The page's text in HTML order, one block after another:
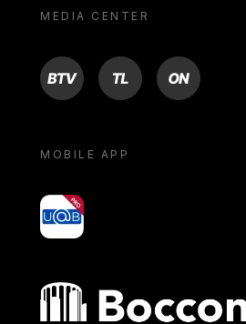
MEDIA CENTER
BTV TL ON
MOBILE APP
yoU@B
Bocconi shop